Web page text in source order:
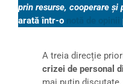
prin resurse, cooperare
arată într-o
A treia direcție
crizei de personal